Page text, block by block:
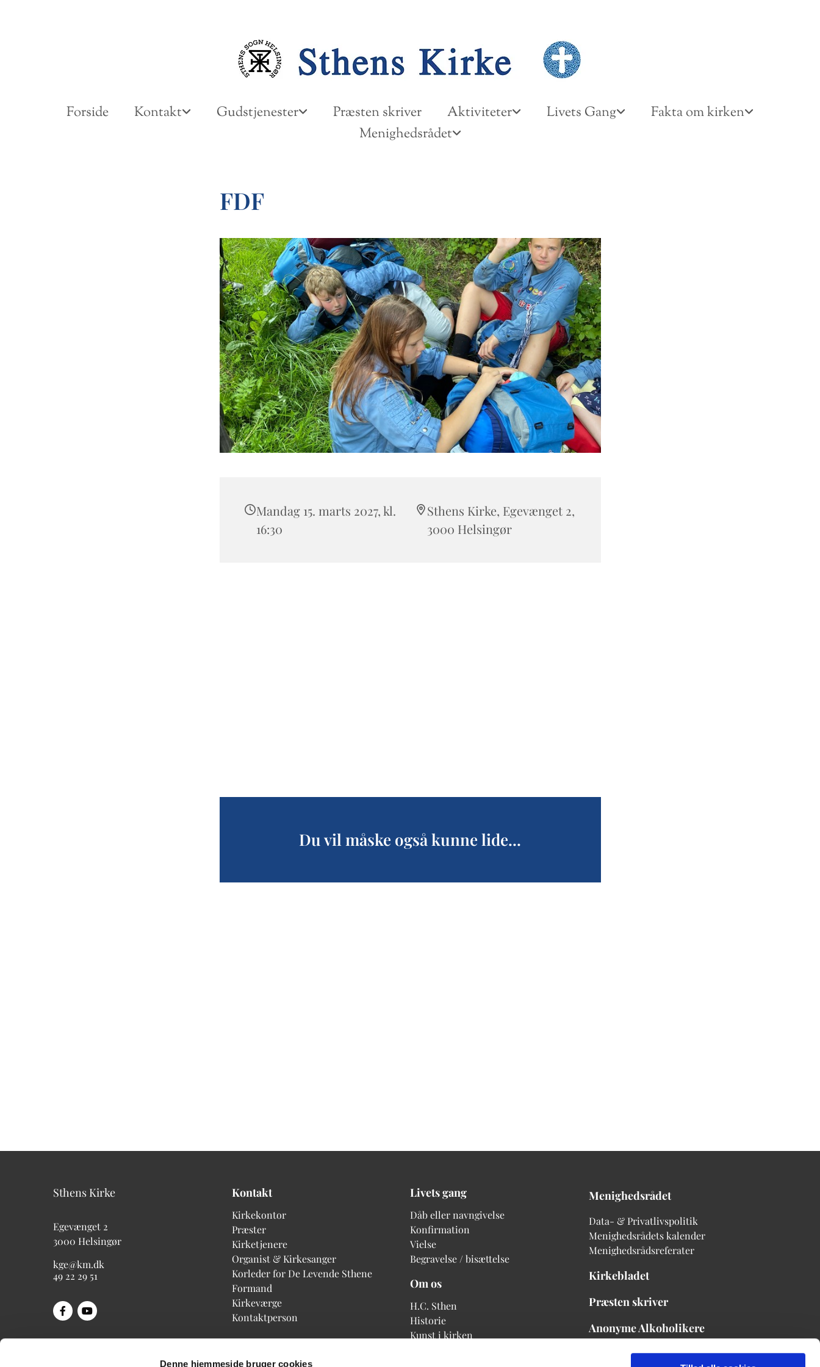
Denne hjemmeside bruger cookies
Forside Kontakt Gudstjenester Præsten skriver Aktiviteter Livets Gang
Fakta om kirken
Menighedsrådet
FDF
Mandag 15. marts 2027, kl.
16:30
Sthens Kirke, Egevænget 2,
3000 Helsingør
Du vil måske også kunne lide...
Sthens Kirke
Egevænget 2
3000 Helsingør
kge@km.dk
49 22 29 51
Kontakt
Kirkekontor
Præster
Kirketjenere
Organist & Kirkesanger
Korleder for De Levende Sthene
Formand
Kirkeværge
Kontaktperson
Livets gang
Dåb eller navngivelse
Konfirmation
Vielse
Begravelse / bisættelse
Om os
H.C. Sthen
Historie
Kunst i kirken
Menighedsrådet
Data- & Privatlivspolitik
Menighedsrådets kalender
Menighedsrådsreferater
Kirkebladet
Præsten skriver
Anonyme Alkoholikere
Menighedsrådets mødekalender